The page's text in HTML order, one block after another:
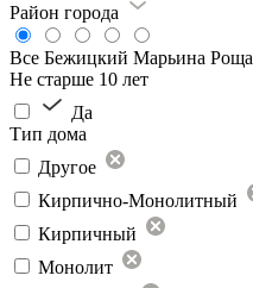
Район города
Все Бежицкий Марьина Роща
Не старше 10 лет
Да
Тип дома
Другое
Кирпично-Монолитный
Кирпичный
Монолит